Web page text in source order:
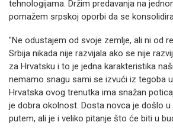
tehnologijama. Držim predavanja na
pomažem srpskoj oporbi da se
"Ne odustajem od svoje zemlje, ali ni od
Srbija nikada nije razvijala ako se nije
za Hrvatsku i to je jedna karakteristika
nemamo snagu sami se izvući iz tegoba
Hrvatska ovog trenutka ima snažan
je dobra okolnost. Dosta novca je došlo
putem, ali je i veliko pitanje što će biti u